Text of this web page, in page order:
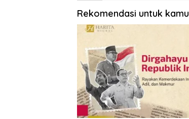
Rekomendasi untuk kamu